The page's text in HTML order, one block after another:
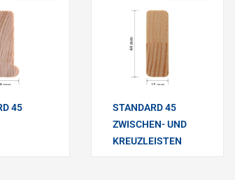
45
STANDARD 45
ZWISCHEN- UND
KREUZLEISTEN